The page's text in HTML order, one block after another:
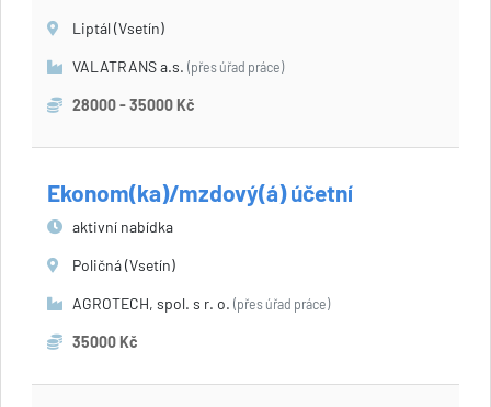
Liptál (Vsetín)
VALATRANS a.s. (přes úřad práce)
28000 - 35000 Kč
Ekonom(ka)/mzdový(á) účetní
aktivní nabídka
Poličná (Vsetín)
AGROTECH, spol. s r. o. (přes úřad práce)
35000 Kč